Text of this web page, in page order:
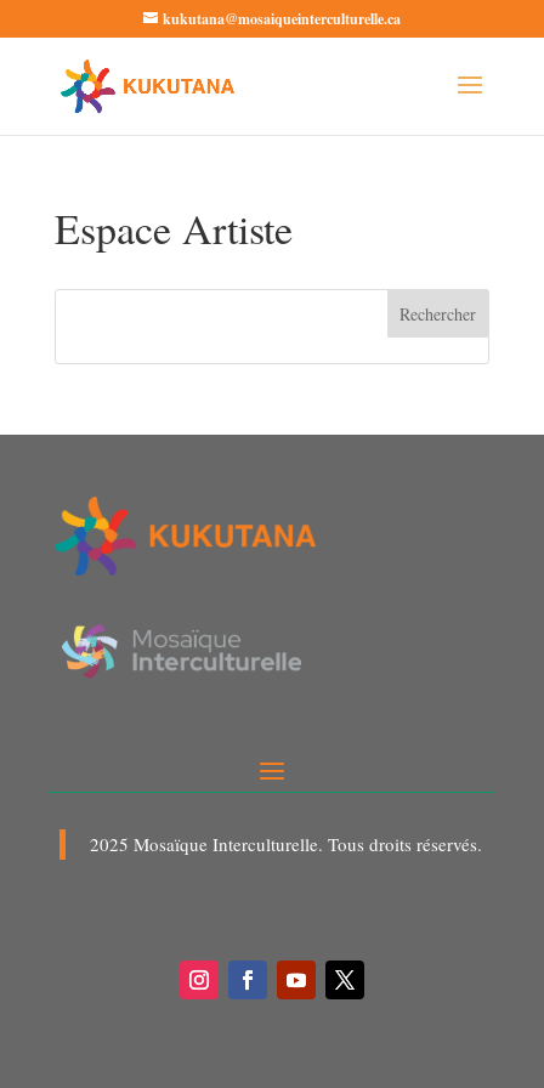
Ouvrir la barre d’outils
kukutana@mosaiqueinterculturelle.ca
Espace Artiste
Rechercher
2025 Mosaïque Interculturelle. Tous droits réservés.